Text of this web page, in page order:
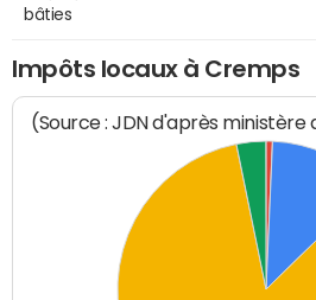
bâties
Impôts locaux à Cremps
(Source : JDN d'après ministère